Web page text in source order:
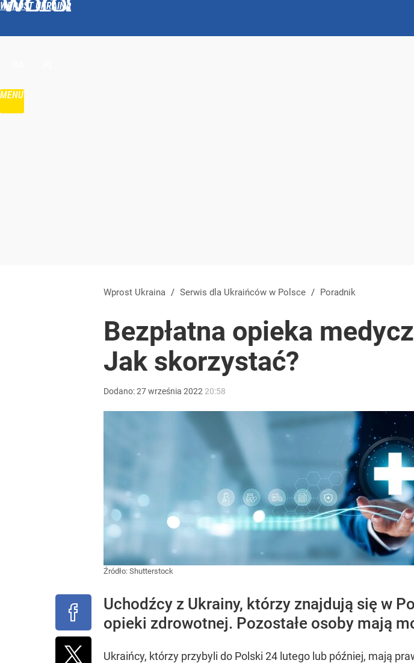
WPROST UKRAINA
MENU
Wprost Ukraina / Serwis dla Ukraińców w Polsce / Poradnik
Bezpłatna opieka
Jak skorzystać?
Dodano:27września 2022 20:58
Źródło: Shutterstock
Uchodźcy z Ukrainy, którzy znajdują się w
opieki zdrowotnej. Pozostałe osoby mają
Ukraińcy, którzy przybyli do Polski 24 lutego lub później, mają